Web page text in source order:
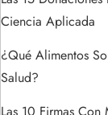
n
t
r
Ciencia Aplicada
¿Qué Alimentos
Salud?
Las 10 Firmas